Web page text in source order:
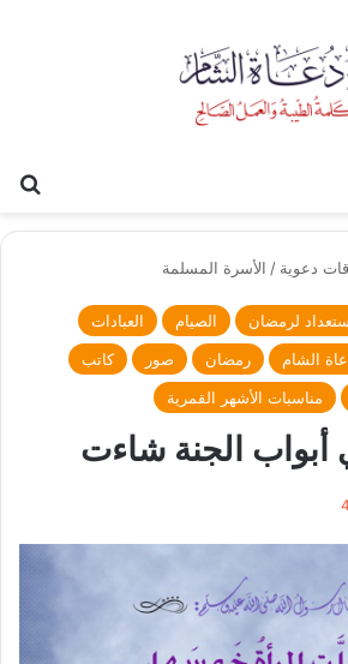
دعوية / الأسرة المسلمة
لرمضان الصيام
العبادات
الشام رمضان صور
كاتب
مناسبات الأشهر القمرية
الجنة شاءت